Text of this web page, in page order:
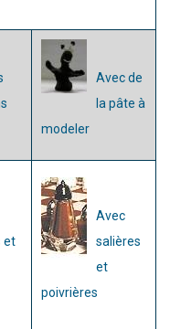
Avec de
la pâte à
modeler
et
Avec
salières
et
poivrières